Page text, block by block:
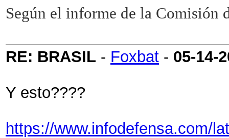
Según el informe de la Comisión
RE: BRASIL - Foxbat - 05-14-
Y esto????
https://www.infodefensa.com/